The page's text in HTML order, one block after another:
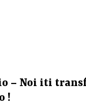
– Noi iti
!